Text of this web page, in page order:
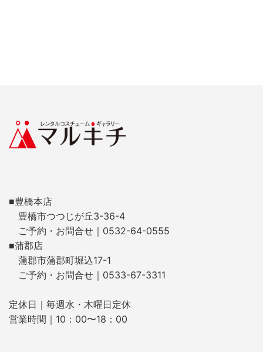
■豊橋本店
豊橋市つつじが丘3-36-4
ご予約・お問合せ｜0532-64-0555
■蒲郡店
蒲郡市蒲郡町堀込17-1
ご予約・お問合せ｜0533-67-3311
定休日｜毎週水・木曜日定休
営業時間｜10：00〜18：00